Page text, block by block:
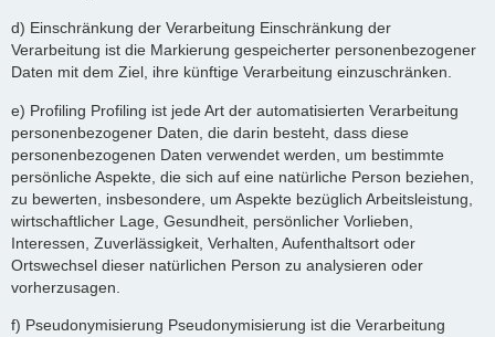
d) Einschränkung der Verarbeitung Einschränkung der
Verarbeitung ist die Markierung gespeicherter personenbezogener
Daten mit dem Ziel, ihre künftige Verarbeitung einzuschränken.
e) Profiling Profiling ist jede Art der automatisierten Verarbeitung
personenbezogener Daten, die darin besteht, dass diese
personenbezogenen Daten verwendet werden, um bestimmte
persönliche Aspekte, die sich auf eine natürliche Person beziehen,
zu bewerten, insbesondere, um Aspekte bezüglich Arbeitsleistung,
wirtschaftlicher Lage, Gesundheit, persönlicher Vorlieben,
Interessen, Zuverlässigkeit, Verhalten, Aufenthaltsort oder
Ortswechsel dieser natürlichen Person zu analysieren oder
vorherzusagen.
f) Pseudonymisierung Pseudonymisierung ist die Verarbeitung